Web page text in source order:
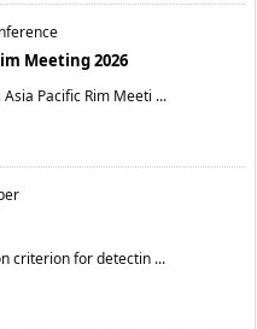
Meeting 2026
Pacific Rim Meeti ...
criterion for detectin ...